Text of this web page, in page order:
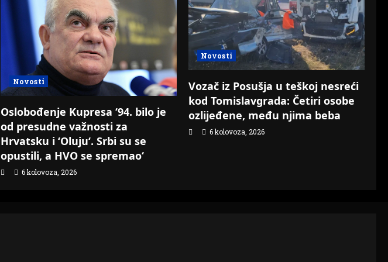
Novosti
Oslobođenje Kupresa ‘94. bilo je
od presudne važnosti za
Hrvatsku i ‘Oluju‘. Srbi su se
opustili, a HVO se spremao‘
6 kolovoza, 2026
Novosti
Vozač iz Posušja u teškoj nesreći
kod Tomislavgrada: Četiri osobe
ozlijeđene, među njima beba
6 kolovoza, 2026